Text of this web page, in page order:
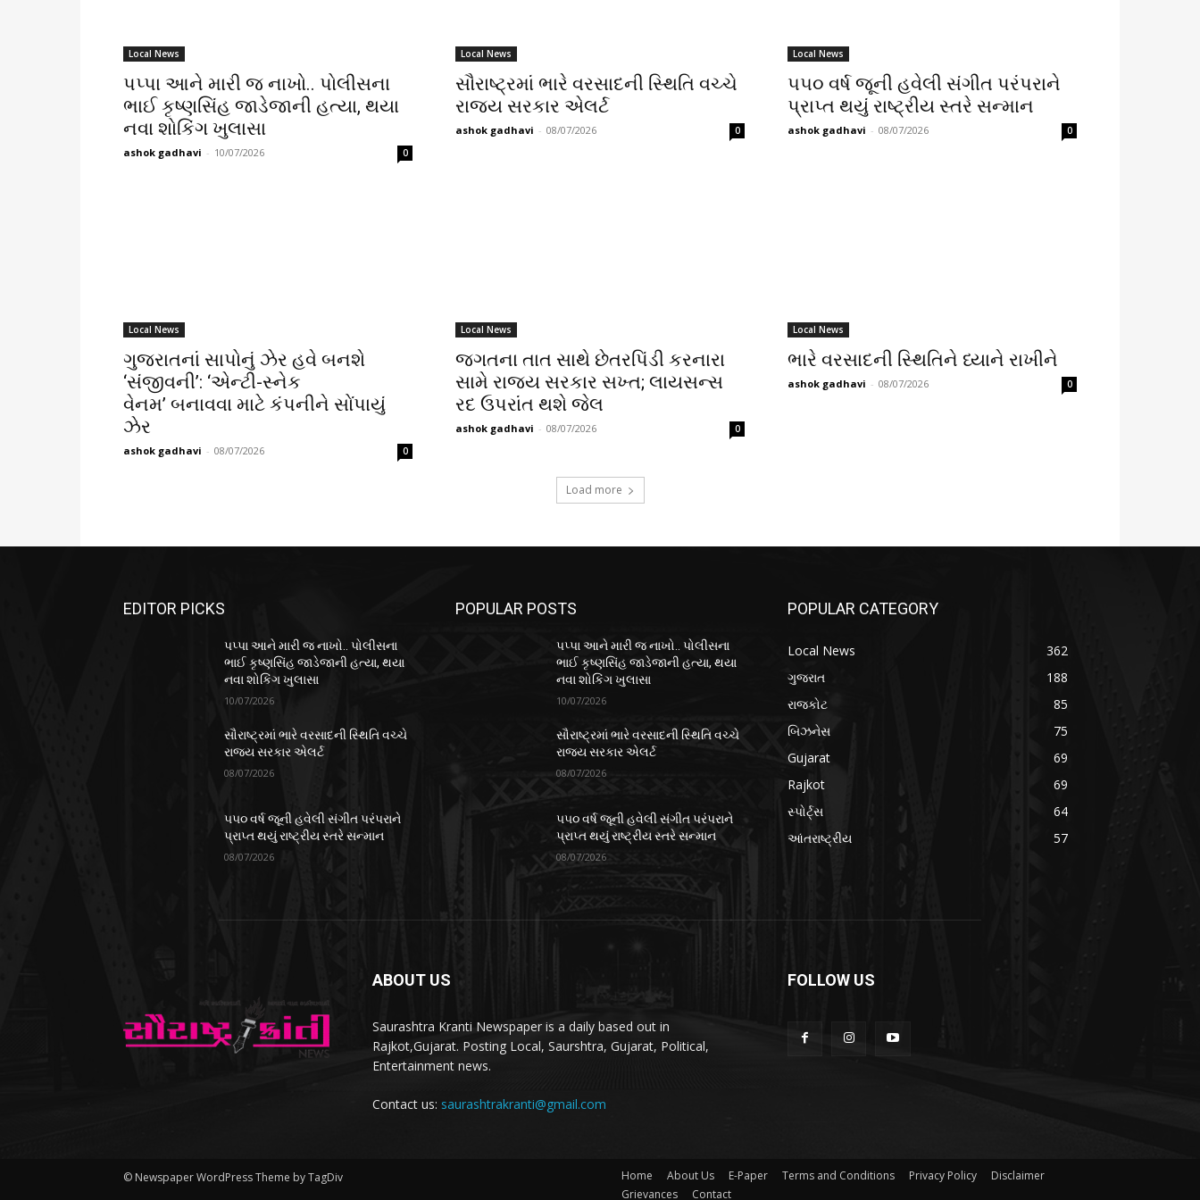
Local News
પપ્પા આને મારી જ નાખો.. પોલીસના
ભાઈ કૃષ્ણસિંહ જાડેજાની હત્યા, થયા
નવા શોકિંગ ખુલાસા
ashok gadhavi - 10/07/2026 0
Local News
સૌરાષ્ટ્રમાં ભારે વરસાદની સ્થિતિ વચ્ચે
રાજ્ય સરકાર એલર્ટ
ashok gadhavi - 08/07/2026 0
Local News
૫૫૦ વર્ષ જૂની હવેલી સંગીત પરંપરાને
પ્રાપ્ત થયું રાષ્ટ્રીય સ્તરે સન્માન
ashok gadhavi - 08/07/2026 0
Local News
ગુજરાતનાં સાપોનું ઝેર હવે બનશે
‘સંજીવની’: ‘એન્ટી-સ્નેક
વેનમ’ બનાવવા માટે કંપનીને સોંપાયું
ઝેર
ashok gadhavi - 08/07/2026 0
Local News
જગતના તાત સાથે છેતરપિંડી કરનારા
સામે રાજ્ય સરકાર સખ્ત; લાયસન્સ
રદ ઉપરાંત થશે જેલ
ashok gadhavi - 08/07/2026 0
Local News
ભારે વરસાદની સ્થિતિને ધ્યાને રાખીને
ashok gadhavi - 08/07/2026 0
Load more
EDITOR PICKS
પપ્પા આને મારી જ નાખો.. પોલીસના
ભાઈ કૃષ્ણસિંહ જાડેજાની હત્યા, થયા
નવા શોકિંગ ખુલાસા
10/07/2026
સૌરાષ્ટ્રમાં ભારે વરસાદની સ્થિતિ વચ્ચે
રાજ્ય સરકાર એલર્ટ
08/07/2026
૫૫૦ વર્ષ જૂની હવેલી સંગીત પરંપરાને
પ્રાપ્ત થયું રાષ્ટ્રીય સ્તરે સન્માન
08/07/2026
POPULAR POSTS
પપ્પા આને મારી જ નાખો.. પોલીસના
ભાઈ કૃષ્ણસિંહ જાડેજાની હત્યા, થયા
નવા શોકિંગ ખુલાસા
10/07/2026
સૌરાષ્ટ્રમાં ભારે વરસાદની સ્થિતિ વચ્ચે
રાજ્ય સરકાર એલર્ટ
08/07/2026
૫૫૦ વર્ષ જૂની હવેલી સંગીત પરંપરાને
પ્રાપ્ત થયું રાષ્ટ્રીય સ્તરે સન્માન
08/07/2026
POPULAR CATEGORY
Local News
362
ગુજરાત
188
રાજકોટ
85
બિઝનેસ
75
Gujarat
69
Rajkot
69
સ્પોર્ટ્સ
64
આંતરાષ્ટ્રીય
57
ABOUT US
Saurashtra Kranti Newspaper is a daily based out in
Rajkot,Gujarat. Posting Local, Saurshtra, Gujarat, Political,
Entertainment news.
Contact us: saurashtrakranti@gmail.com
FOLLOW US
© Newspaper WordPress Theme by TagDiv Home About Us E-Paper Terms and Conditions Privacy Policy
Disclaimer
Grievances
Contact